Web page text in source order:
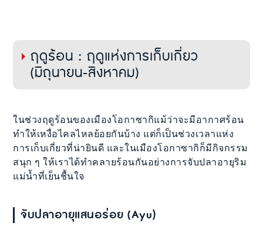
ฤดูร้อน : ฤดูแห่งการเก็บเกี่ยว
(มิถุนายน-สิงหาคม)
ในช่วงฤดูร้อนของเมืองโอกาซากิแม้ว่าจะมีอากาศร้อน
ทำให้เหงื่อไคลไหลย้อยกันบ้าง แต่ก็เป็นช่วงเวลาแห่ง
การเก็บเกี่ยวที่น่ายินดี และในเมืองโอกาซากิก็มีกิจกรรม
สนุก ๆ ให้เราได้ทำคลายร้อนกันอย่างการจับปลาอายุริม
แม่น้ำที่เย็นชื้นใจ
จับปลาอายุแสนอร่อย (Ayu)